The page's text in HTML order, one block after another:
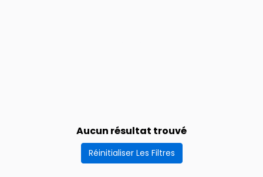
Aucun résultat trouvé
Réinitialiser Les Filtres